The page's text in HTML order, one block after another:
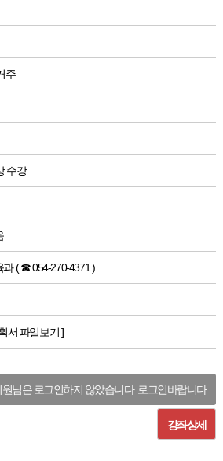
주
수강
( ☎ 054-270-4371 )
서 파일보기 ]
원님은 로그인하지 않았습니다. 로그인바랍니다.
강좌상세